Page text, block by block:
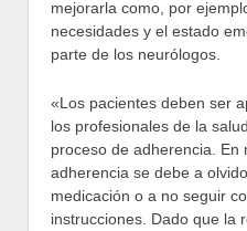
mejorarla como, por
necesidades y el estado
parte de los neurólogos.
«Los pacientes deben ser
los profesionales de la
proceso de adherencia. En
adherencia se debe a
medicación o a no seguir
instrucciones. Dado que la